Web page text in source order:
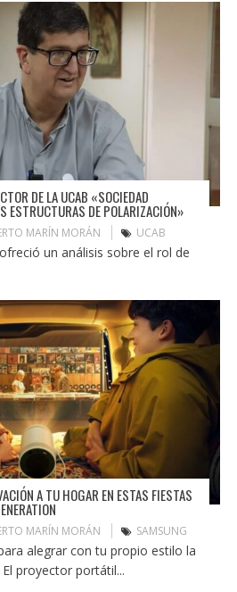
DE LA UCAB «SOCIEDAD
ESTRUCTURAS DE POLARIZACIÓN»
MARÍN MORÁN UCAB
un análisis sobre el rol de
A TU HOGAR EN ESTAS FIESTAS
MARÍN MORÁN SAMSUNG
alegrar con tu propio estilo la
proyector portátil...